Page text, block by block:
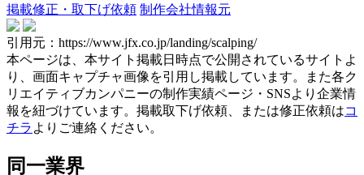
掲載修正・取下げ依頼 制作会社情報元
引用元：https://www.jfx.co.jp/landing/scalping/
本ページは、本サイト掲載日時点で公開されているサイトよ
り、画面キャプチャ画像を引用し掲載しています。また各ク
リエイティブカンパニーの制作実績ページ・SNSより企業情
報を紐づけています。掲載取下げ依頼、または修正依頼はコ
チラ よりご連絡ください。
同一業界